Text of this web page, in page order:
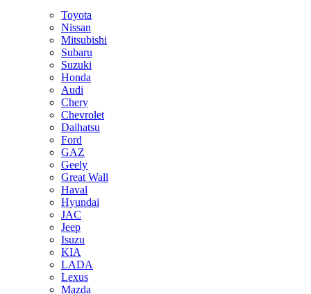
Toyota
Nissan
Mitsubishi
Subaru
Suzuki
Honda
Audi
Chery
Chevrolet
Daihatsu
Ford
GAZ
Geely
Great Wall
Haval
Hyundai
JAC
Jeep
Isuzu
KIA
LADA
Lexus
Mazda